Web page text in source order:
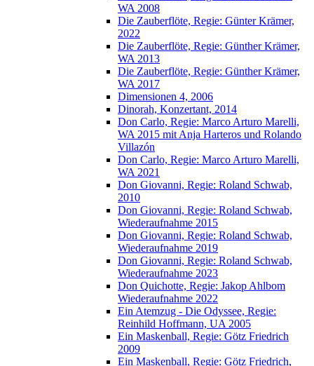
WA 2008
Die Zauberflöte, Regie: Günter Krämer,
2022
Die Zauberflöte, Regie: Günther Krämer,
WA 2013
Die Zauberflöte, Regie: Günther Krämer,
WA 2017
Dimensionen 4, 2006
Dinorah, Konzertant, 2014
Don Carlo, Regie: Marco Arturo Marelli,
WA 2015 mit Anja Harteros und Rolando
Villazón
Don Carlo, Regie: Marco Arturo Marelli,
WA 2021
Don Giovanni, Regie: Roland Schwab,
2010
Don Giovanni, Regie: Roland Schwab,
Wiederaufnahme 2015
Don Giovanni, Regie: Roland Schwab,
Wiederaufnahme 2019
Don Giovanni, Regie: Roland Schwab,
Wiederaufnahme 2023
Don Quichotte, Regie: Jakop Ahlbom
Wiederaufnahme 2022
Ein Atemzug - Die Odyssee, Regie:
Reinhild Hoffmann, UA 2005
Ein Maskenball, Regie: Götz Friedrich
2009
Ein Maskenball, Regie: Götz Friedrich,